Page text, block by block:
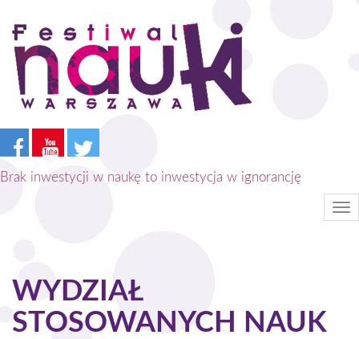
Przejdź
treści
Brak inwestycji w naukę to inwestycja w ignorancję
WYDZIAŁ
STOSOWANYCH NAUK